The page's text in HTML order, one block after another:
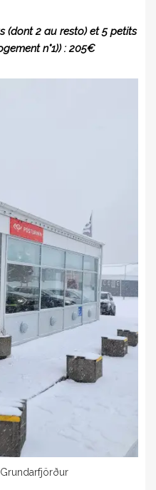
(dont 2 au resto) et 5 petits
n°1)) : 205€